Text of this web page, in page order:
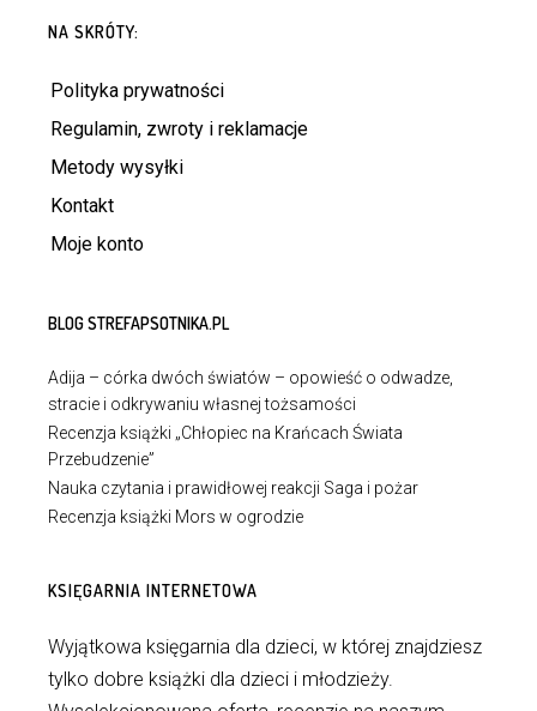
NA SKRÓTY:
Polityka prywatności
Regulamin, zwroty i reklamacje
Metody wysyłki
Kontakt
Moje konto
BLOG STREFAPSOTNIKA.PL
Adija – córka dwóch światów – opowieść o odwadze,
stracie i odkrywaniu własnej tożsamości
Recenzja książki „Chłopiec na Krańcach Świata
Przebudzenie”
Nauka czytania i prawidłowej reakcji Saga i pożar
Recenzja książki Mors w ogrodzie
KSIĘGARNIA INTERNETOWA
Wyjątkowa księgarnia dla dzieci, w której znajdziesz
tylko dobre książki dla dzieci i młodzieży.